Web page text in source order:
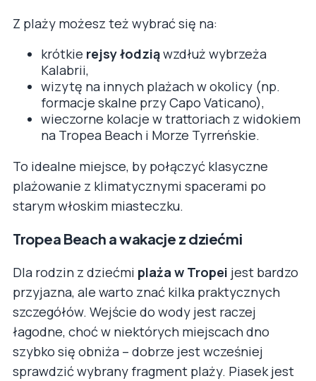
Z plaży możesz też wybrać się na:
krótkie rejsy łodziąwzdłuż wybrzeża
Kalabrii,
wizytę na innych plażach w okolicy (np.
formacje skalne przy Capo Vaticano),
wieczorne kolacje w trattoriach z widokiem
na Tropea Beach i Morze Tyrreńskie.
To idealne miejsce, by połączyć klasyczne
plażowanie z klimatycznymi spacerami po
starym włoskim miasteczku.
Tropea Beach a wakacje z dziećmi
Dla rodzin z dziećmi plaża w Tropei jest bardzo
przyjazna, ale warto znać kilka praktycznych
szczegółów. Wejście do wody jest raczej
łagodne, choć w niektórych miejscach dno
szybko się obniża – dobrze jest wcześniej
sprawdzić wybrany fragment plaży. Piasek jest